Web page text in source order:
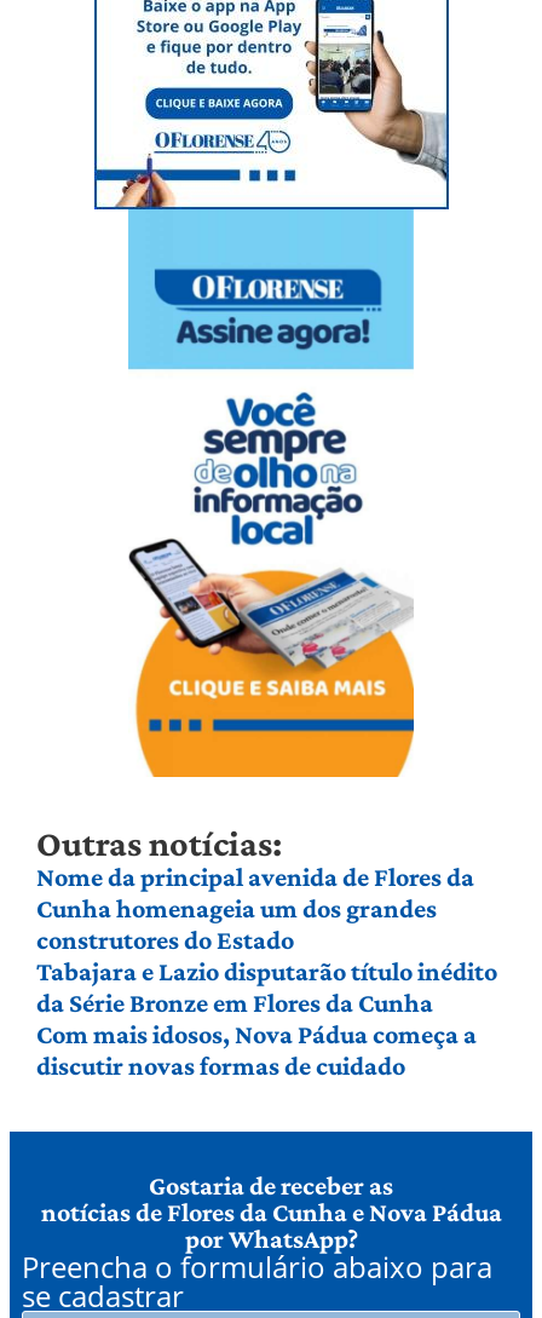
Outras notícias:
Nome da principal avenida de Flores da
Cunha homenageia um dos grandes
construtores do Estado
Tabajara e Lazio disputarão título inédito
da Série Bronze em Flores da Cunha
Com mais idosos, Nova Pádua começa a
discutir novas formas de cuidado
Gostaria de receber as
notícias de Flores da Cunha e Nova Pádua
por WhatsApp?
Preencha o formulário abaixo para
se cadastrar